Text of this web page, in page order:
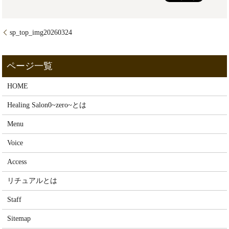
sp_top_img20260324
HOME
Healing Salon0~zero~とは
Menu
Voice
Access
リチュアルとは
Staff
Sitemap